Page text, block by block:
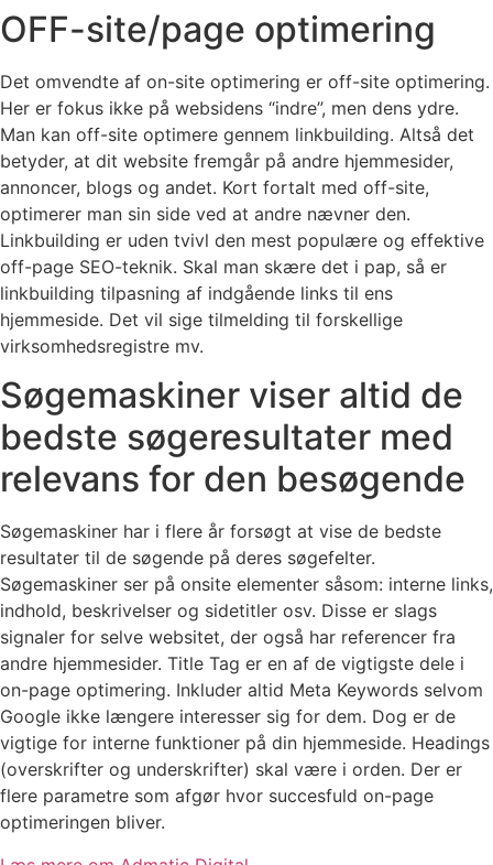
OFF-site/page optimering
Det omvendte af on-site optimering er off-site optimering.
Her er fokus ikke på websidens “indre”, men dens ydre.
Man kan off-site optimere gennem linkbuilding. Altså det
betyder, at dit website fremgår på andre hjemmesider,
annoncer, blogs og andet. Kort fortalt med off-site,
optimerer man sin side ved at andre nævner den.
Linkbuilding er uden tvivl den mest populære og effektive
off-page SEO-teknik. Skal man skære det i pap, så er
linkbuilding tilpasning af indgående links til ens
hjemmeside. Det vil sige tilmelding til forskellige
virksomhedsregistre mv.
Søgemaskiner viser altid de
bedste søgeresultater med
relevans for den besøgende
Søgemaskiner har i flere år forsøgt at vise de bedste
resultater til de søgende på deres søgefelter.
Søgemaskiner ser på onsite elementer såsom: interne links,
indhold, beskrivelser og sidetitler osv. Disse er slags
signaler for selve websitet, der også har referencer fra
andre hjemmesider. Title Tag er en af de vigtigste dele i
on-page optimering. Inkluder altid Meta Keywords selvom
Google ikke længere interesser sig for dem. Dog er de
vigtige for interne funktioner på din hjemmeside. Headings
(overskrifter og underskrifter) skal være i orden. Der er
flere parametre som afgør hvor succesfuld on-page
optimeringen bliver.